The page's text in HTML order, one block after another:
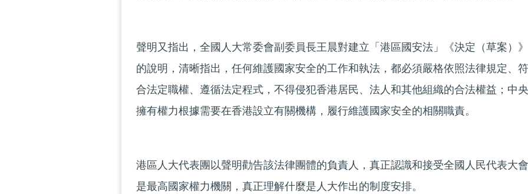
聲明又指出，全國人大常委會副委員長王晨對建立「港區國安法」《決定（草案）》
的說明，清晰指出，任何維護國家安全的工作和執法，都必須嚴格依照法律規定、符
合法定職權、遵循法定程式，不得侵犯香港居民、法人和其他組織的合法權益；中央
擁有權力根據需要在香港設立有關機構，履行維護國家安全的相關職責。
港區人大代表團以聲明勸告該法律團體的負責人，真正認識和接受全國人民代表大會
是最高國家權力機關，真正理解什麼是人大作出的制度安排。